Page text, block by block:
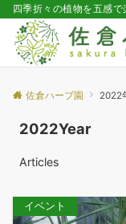
四季折々の植物を五感
佐倉ハーブ園 2022
2022Year
Articles
イベント